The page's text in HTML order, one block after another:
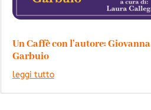
Un Caffè con l’autore: Giovanna
Garbuio
leggi tutto